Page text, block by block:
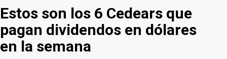
Estos son los 6 Cedears que
pagan dividendos en dólares
en la semana